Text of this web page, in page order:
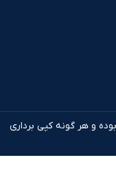
و هر گونه کپی برداری